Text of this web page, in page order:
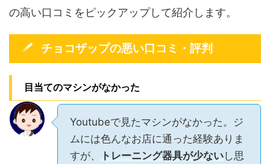
の高い口コミをピックアップして紹介します。
チョコザップの悪い口コミ・評判
目当てのマシンがなかった
Youtubeで見たマシンがなかった。ジ
ムには色んなお店に通った経験ありま
すが、
トレーニング器具が少ないし思